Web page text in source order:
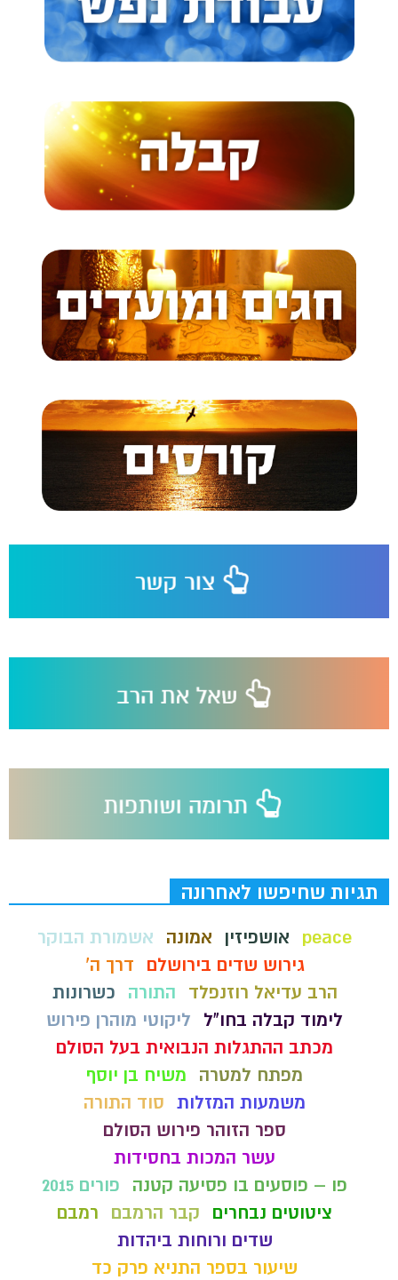
תגיות שחיפשו לאחרונה
peace אושפיזין אמונה
אשמורת הבוקר
גירוש שדים בירושלם
דרך ה'
הרב עדיאל רוזנפלד
התורה
כשרונות
לימוד קבלה בחו"ל
ליקוטי מוהרן פירוש
מכתב ההתגלות הנבואית בעל הסולם
מפתח למטרה
משיח בן יוסף
משמעות המזלות סוד התורה
ספר הזוהר פירוש הסולם
עשר המכות בחסידות
פו – פוסעים בו פסיעה קטנה
פורים 2015
ציטוטים נבחרים
קבר הרמבם
רמבם
שדים ורוחות ביהדות
שיעור בספר התניא פרק כד